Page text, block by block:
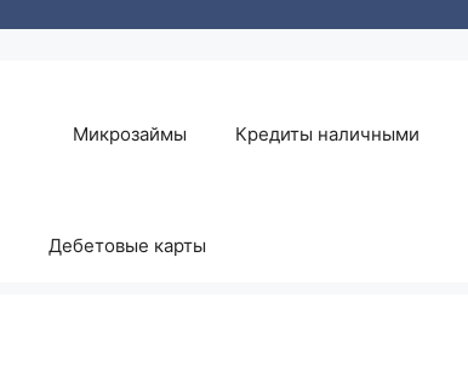
Микрозаймы Кредиты наличными
Дебетовые карты